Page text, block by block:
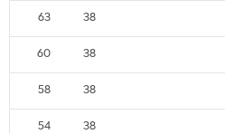
38
63
38
60
38
58
38
54